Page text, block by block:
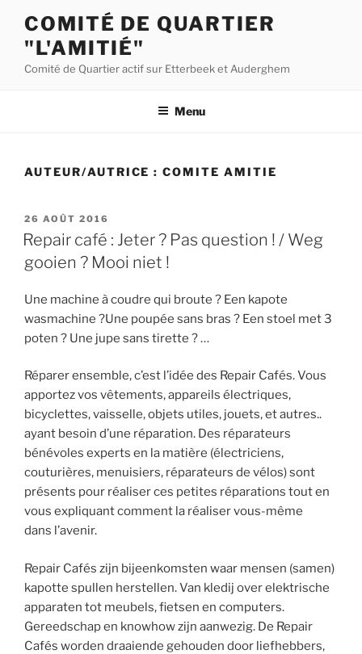
contenu
principal
COMITÉ DE QUARTIER
"L'AMITIÉ"
Comité de Quartier actif sur Etterbeek et Auderghem
Menu
AUTEUR/AUTRICE :COMITE AMITIE
PUBLIÉ
LE
26 AOÛT 2016
Repair café : Jeter ? Pas question ! / Weg
gooien ? Mooi niet !
Une machine à coudre qui broute ? Een kapote
wasmachine ?Une poupée sans bras ? Een stoel met 3
poten ? Une jupe sans tirette ? …
Réparer ensemble, c’est l’idée des Repair Cafés. Vous
apportez vos vêtements, appareils électriques,
bicyclettes, vaisselle, objets utiles, jouets, et autres..
ayant besoin d’une réparation. Des réparateurs
bénévoles experts en la matière (électriciens,
couturières, menuisiers, réparateurs de vélos) sont
présents pour réaliser ces petites réparations tout en
vous expliquant comment la réaliser vous-même
dans l’avenir.
Repair Cafés zijn bijeenkomsten waar mensen (samen)
kapotte spullen herstellen. Van kledij over elektrische
apparaten tot meubels, fietsen en computers.
Gereedschap en knowhow zijn aanwezig. De Repair
Cafés worden draaiende gehouden door liefhebbers,